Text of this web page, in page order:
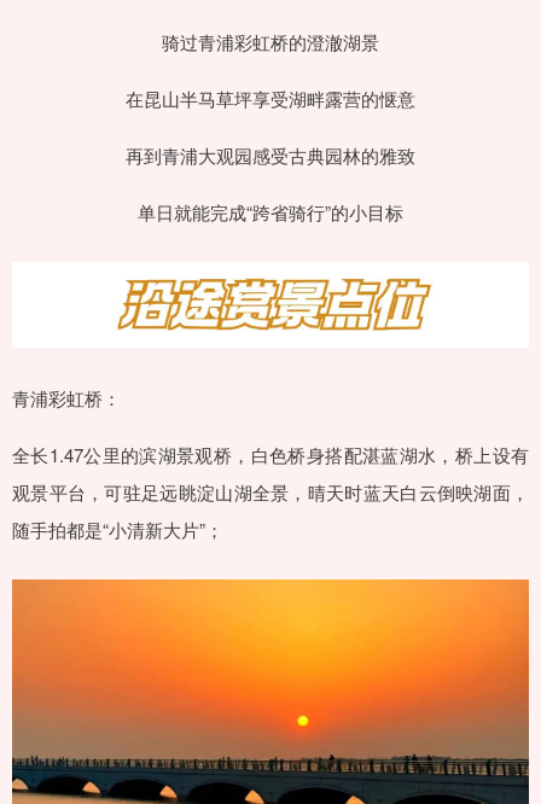
骑过青浦彩虹桥的澄澈湖景
在昆山半马草坪享受湖畔露营的惬意
再到青浦大观园感受古典园林的雅致
单日就能完成“跨省骑行”的小目标
青浦彩虹桥：
全长1.47公里的滨湖景观桥，白色桥身搭配湛蓝湖水，桥上设有
观景平台，可驻足远眺淀山湖全景，晴天时蓝天白云倒映湖面，
随手拍都是“小清新大片”；